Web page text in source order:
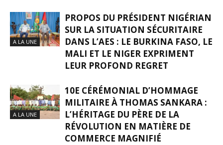
A LA UNE
PROPOS DU PRÉSIDENT NIGÉRIAN
SUR LA SITUATION SÉCURITAIRE
DANS L’AES : LE BURKINA FASO, LE
MALI ET LE NIGER EXPRIMENT
LEUR PROFOND REGRET
A LA UNE
10E CÉRÉMONIAL D’HOMMAGE
MILITAIRE À THOMAS SANKARA :
L’HÉRITAGE DU PÈRE DE LA
RÉVOLUTION EN MATIÈRE DE
COMMERCE MAGNIFIÉ